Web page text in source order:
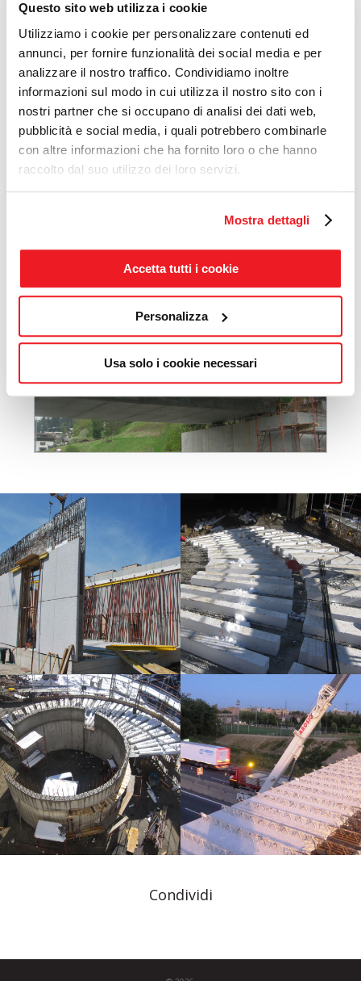
Questo sito web utilizza i cookie
Utilizziamo i cookie per personalizzare contenuti ed
annunci, per fornire funzionalità dei social media e per
analizzare il nostro traffico. Condividiamo inoltre
informazioni sul modo in cui utilizza il nostro sito con i
nostri partner che si occupano di analisi dei dati web,
pubblicità e social media, i quali potrebbero combinarle
con altre informazioni che ha fornito loro o che hanno
raccolto dal suo utilizzo dei loro servizi.
Mostra dettagli
Accetta tutti i cookie
Personalizza
Usa solo i cookie necessari
Condividi